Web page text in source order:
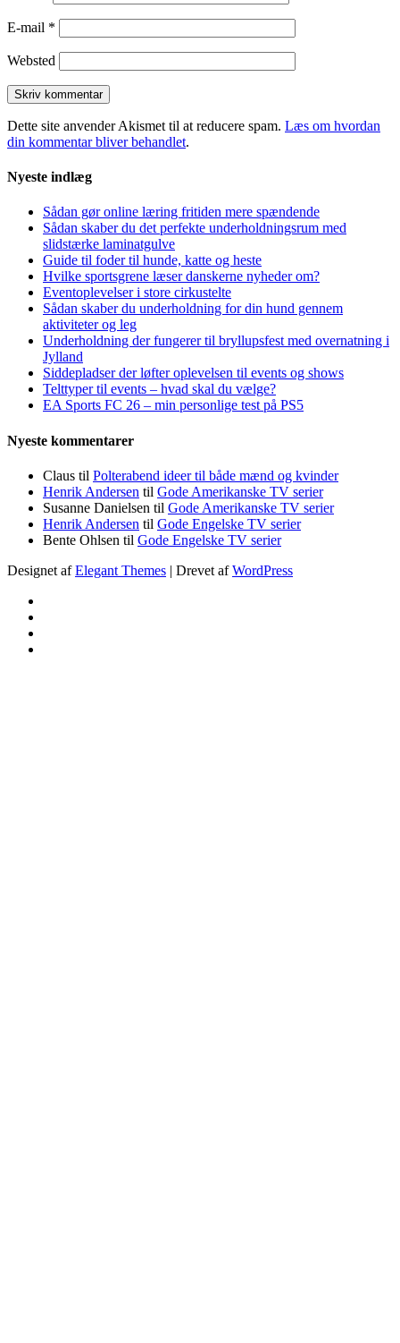
E-mail *
Websted
Dette site anvender Akismet til at reducere spam. Læs om hvordan
din kommentar bliver behandlet.
Nyeste indlæg
Sådan gør online læring fritiden mere spændende
Sådan skaber du det perfekte underholdningsrum med
slidstærke laminatgulve
Guide til foder til hunde, katte og heste
Hvilke sportsgrene læser danskerne nyheder om?
Eventoplevelser i store cirkustelte
Sådan skaber du underholdning for din hund gennem
aktiviteter og leg
Underholdning der fungerer til bryllupsfest med overnatning i
Jylland
Siddepladser der løfter oplevelsen til events og shows
Telttyper til events – hvad skal du vælge?
EA Sports FC 26 – min personlige test på PS5
Nyeste kommentarer
Claus til Polterabend ideer til både mænd og kvinder
Henrik Andersen til Gode Amerikanske TV serier
Susanne Danielsen til Gode Amerikanske TV serier
Henrik Andersen til Gode Engelske TV serier
Bente Ohlsen til Gode Engelske TV serier
Designet afElegant Themes | Drevet afWordPress